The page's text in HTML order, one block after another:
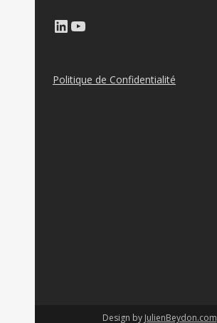
LinkedIn
YouTube
Politique de Confidentialité
Design by JulienBeydon.com